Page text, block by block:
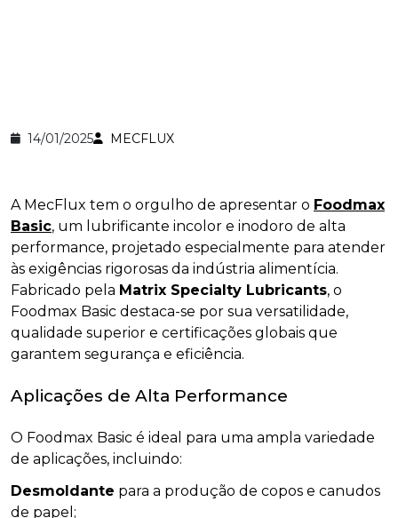
14/01/2025 MECFLUX
A MecFlux tem o orgulho de apresentar o Foodmax
Basic, um lubrificante incolor e inodoro de alta
performance, projetado especialmente para atender
às exigências rigorosas da indústria alimentícia.
Fabricado pela Matrix Specialty Lubricants, o
Foodmax Basic destaca-se por sua versatilidade,
qualidade superior e certificações globais que
garantem segurança e eficiência.
Aplicações de Alta Performance
O Foodmax Basic é ideal para uma ampla variedade
de aplicações, incluindo:
Desmoldante para a produção de copos e canudos
de papel;